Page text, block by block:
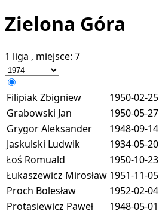
Zielona Góra
1 liga , miejsce: 7
Filipiak Zbigniew 1950-02-25
Grabowski Jan
1950-05-27
Grygor Aleksander
1948-09-14
Jaskulski Ludwik
1934-05-20
Łoś Romuald
1950-10-23
Łukaszewicz Mirosław 1951-11-05
Proch Bolesław
1952-02-04
Protasiewicz Paweł
1948-05-01